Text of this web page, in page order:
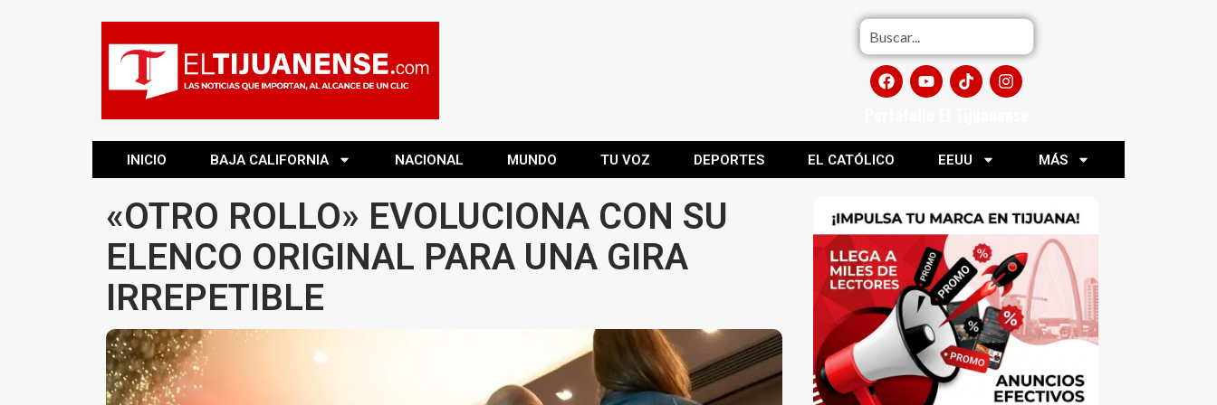
INICIO BAJA CALIFORNIA NACIONAL MUNDO TU VOZ DEPORTES EL CATÓLICO EEUU MÁS
«OTRO ROLLO» EVOLUCIONA CON SU
ELENCO ORIGINAL PARA UNA GIRA
IRREPETIBLE